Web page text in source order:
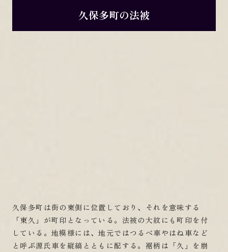
久保多町の法被
久保多町は街の東側に位置しており、それを意味する
「東久」が町印となっている。法被の大紋にも町印を付
している。地模様には、地元ではつるべ車やはね車など
と呼ぶ源氏車を縦縞とともに配する。裾柄は「久」を崩